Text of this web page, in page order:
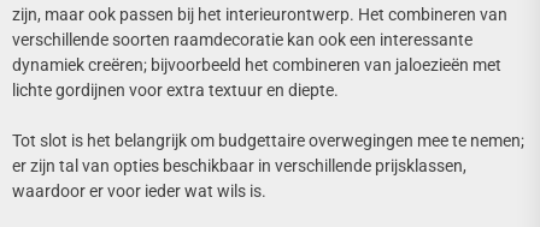
zijn, maar ook passen bij het interieurontwerp. Het combineren van
verschillende soorten raamdecoratie kan ook een interessante
dynamiek creëren; bijvoorbeeld het combineren van jaloezieën met
lichte gordijnen voor extra textuur en diepte.
Tot slot is het belangrijk om budgettaire overwegingen mee te nemen;
er zijn tal van opties beschikbaar in verschillende prijsklassen,
waardoor er voor ieder wat wils is.